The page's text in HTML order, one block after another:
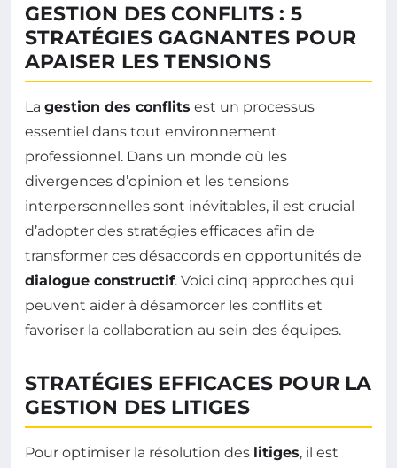
GESTION DES CONFLITS : 5
STRATÉGIES GAGNANTES POUR
APAISER LES TENSIONS
La gestion des conflits est un processus
essentiel dans tout environnement
professionnel. Dans un monde où les
divergences d’opinion et les tensions
interpersonnelles sont inévitables, il est crucial
d’adopter des stratégies efficaces afin de
transformer ces désaccords en opportunités de
dialogue constructif. Voici cinq approches qui
peuvent aider à désamorcer les conflits et
favoriser la collaboration au sein des équipes.
STRATÉGIES EFFICACES POUR LA
GESTION DES LITIGES
Pour optimiser la résolution des litiges, il est